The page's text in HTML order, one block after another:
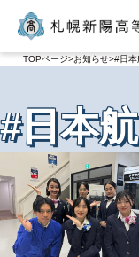
TOPページ お知らせ #日本
#日本